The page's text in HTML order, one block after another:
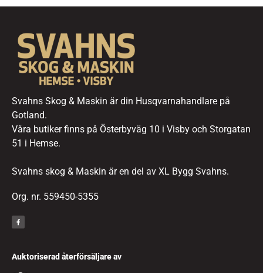
Svahns Skog & Maskin är din Husqvarnahandlare på
Gotland.
Våra butiker finns på Österbyväg 10 i Visby och Storgatan
51 i Hemse.
Svahns skog & Maskin är en del av XL Bygg Svahns.
Org. nr. 559450-5355
Auktoriserad återförsäljare av